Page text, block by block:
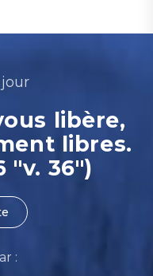
libère,
libres.
"v. 36")
: